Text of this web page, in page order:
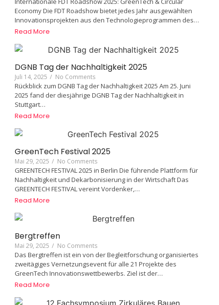
Economy Die FDT Roadshow bietet jedes Jahr ausgewählten
Innovationsprojekten aus den Technologieprogrammen des…
Read More
DGNB Tag der Nachhaltigkeit 2025
Juli 14, 2025 / No Comments
Rückblick zum DGNB Tag der Nachhaltigkeit 2025 Am 25. Juni
2025 fand der diesjährige DGNB Tag der Nachhaltigkeit in
Stuttgart…
Read More
GreenTech Festival 2025
Mai 29, 2025 / No Comments
GREENTECH FESTIVAL 2025 in Berlin Die führende Plattform für
Nachhaltigkeit und Dekarbonisierung in der Wirtschaft Das
GREENTECH FESTIVAL vereint Vordenker,…
Read More
Bergtreffen
Mai 29, 2025 / No Comments
Das Bergtreffen ist ein von der Begleitforschung organisiertes
zweitägiges Vernetzungsevent für alle 21 Projekte des
GreenTech Innovationswettbewerbs. Ziel ist der…
Read More